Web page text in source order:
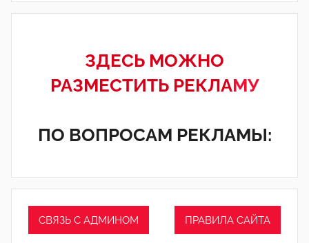
ЗДЕСЬ МОЖНО
РАЗМЕСТИТЬ РЕКЛАМУ
ПО ВОПРОСАМ РЕКЛАМЫ:
СВЯЗЬ С АДМИНОМ ПРАВИЛА САЙТА